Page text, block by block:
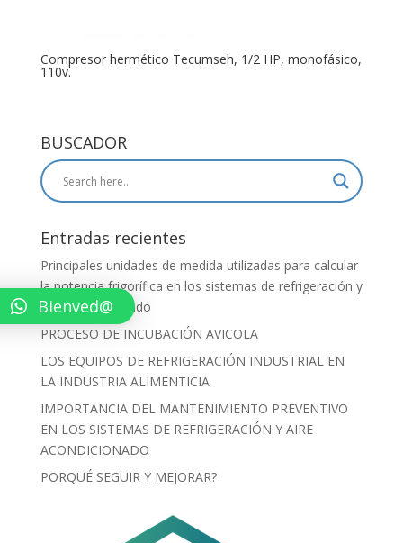
Compresor hermético Tecumseh, 1/2 HP, monofásico,
110v.
BUSCADOR
Entradas recientes
Principales unidades de medida utilizadas para calcular
la potencia frigorífica en los sistemas de refrigeración y
aire acondicionado
PROCESO DE INCUBACIÓN AVICOLA
LOS EQUIPOS DE REFRIGERACIÓN INDUSTRIAL EN
LA INDUSTRIA ALIMENTICIA
IMPORTANCIA DEL MANTENIMIENTO PREVENTIVO
EN LOS SISTEMAS DE REFRIGERACIÓN Y AIRE
ACONDICIONADO
PORQUÉ SEGUIR Y MEJORAR?
Bienved@